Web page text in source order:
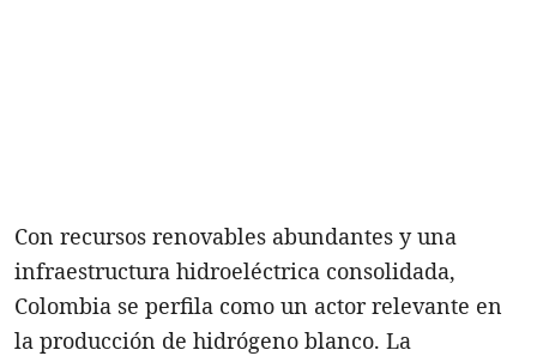
Con recursos renovables abundantes y una
infraestructura hidroeléctrica consolidada,
Colombia se perfila como un actor relevante en
la producción de hidrógeno blanco. La